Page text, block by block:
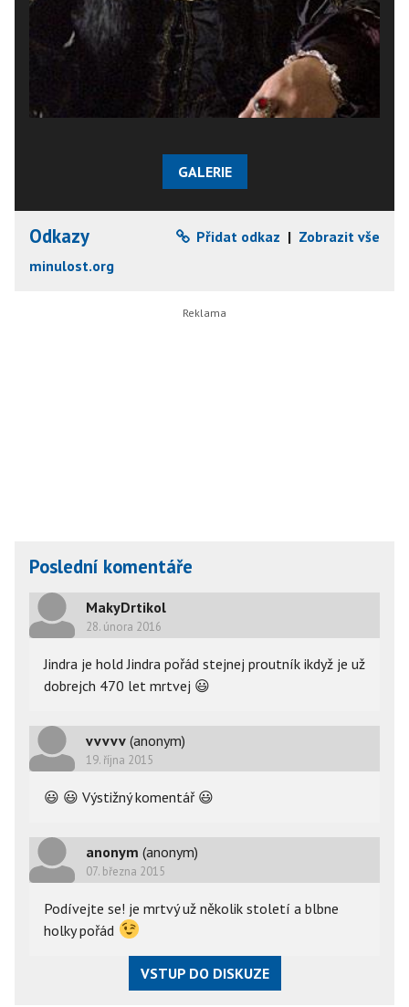
GALERIE
Odkazy Přidat odkaz | Zobrazit vše
minulost.org
Poslední komentáře
MakyDrtikol
28. února 2016
Jindra je hold Jindra pořád stejnej proutník ikdyž je už
dobrejch 470 let mrtvej 😃
vvvvv (anonym)
19. října 2015
😃 😃 Výstižný komentář 😃
anonym (anonym)
07. března 2015
Podívejte se! je mrtvý už několik století a blbne
holky pořád
VSTUP DO DISKUZE